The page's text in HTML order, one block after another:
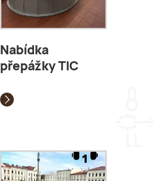
Nabídka
přepážky TIC